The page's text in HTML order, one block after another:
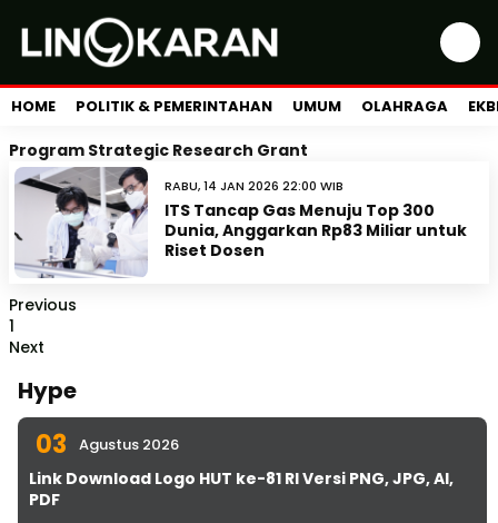
HOME POLITIK & PEMERINTAHAN UMUM OLAHRAGA
Program Strategic Research Grant
RABU, 14 JAN 2026 22:00 WIB
ITS Tancap Gas Menuju Top 300
Dunia, Anggarkan Rp83 Miliar untuk
Riset Dosen
Previous
1
Next
Hype
03 Agustus 2026
Link Download Logo HUT ke-81 RI Versi PNG, JPG, AI,
PDF